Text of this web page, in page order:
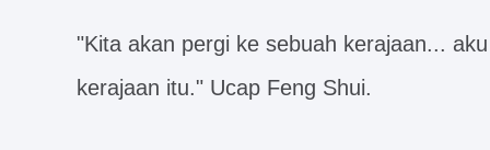
"Kita akan pergi ke sebuah kerajaan...
kerajaan itu." Ucap Feng Shui.